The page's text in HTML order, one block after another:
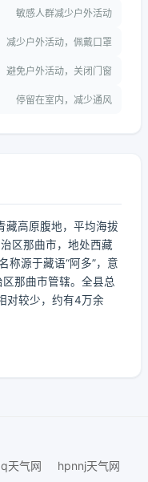
敏感人群减少户外活动
减少户外活动，佩戴口罩
避免户外活动，关闭门窗
停留在室内，减少通风
藏高原腹地，平均海拔
区那曲市，地处西藏
称源于藏语“阿多”，意
那曲市管辖。全县总
对较少，约有4万余
天气网 hpnnj天气网